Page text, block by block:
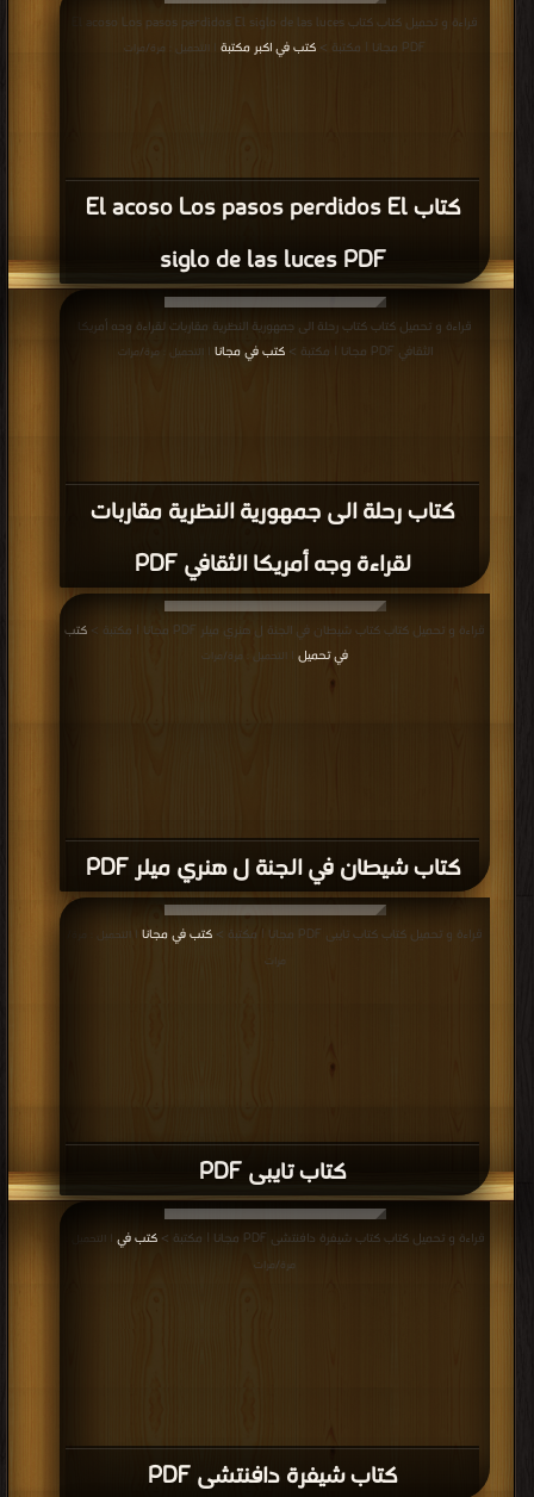
كتاب El acoso Los pasos perdidos El
siglo de las luces PDF
قراءة و تحميل كتاب كتاب El acoso Los pasos perdidos El siglo de las luces
PDF مجانا | مكتبة >
كتب في اكبر مكتبة | التحميل : مرة/مرات
كتاب رحلة الى جمهورية النظرية مقاربات
لقراءة وجه أمريكا الثقافي PDF
قراءة و تحميل كتاب كتاب رحلة الى جمهورية النظرية مقاربات لقراءة وجه أمريكا
الثقافي PDF مجانا | مكتبة >
كتب في مجانا | التحميل : مرة/مرات
كتاب شيطان في الجنة ل هنري ميلر PDF
قراءة و تحميل كتاب كتاب شيطان في الجنة ل هنري ميلر PDF مجانا | مكتبة >
كتب
في تحميل
| التحميل : مرة/مرات
كتاب تايبى PDF
قراءة و تحميل كتاب كتاب تايبى PDF مجانا | مكتبة > كتب في مجانا | التحميل : مرة/
مرات
كتاب شيفرة دافنتشى PDF
قراءة و تحميل كتاب كتاب شيفرة دافنتشى PDF مجانا | مكتبة > كتب في
| التحميل :
مرة/مرات